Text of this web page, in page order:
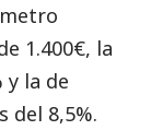
1.400€, la
y la de
del 8,5%.